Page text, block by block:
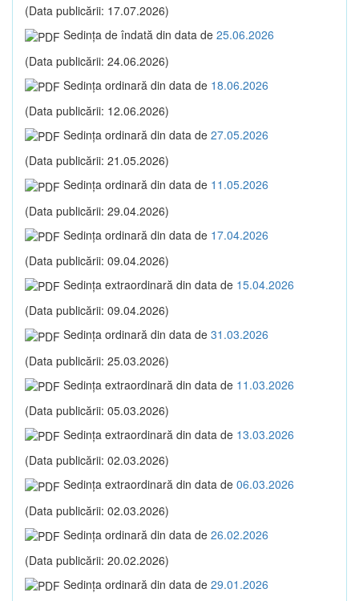
(Data publicării: 17.07.2026)
Sedinţa de îndată din data de 25.06.2026
(Data publicării: 24.06.2026)
Sedinţa ordinară din data de 18.06.2026
(Data publicării: 12.06.2026)
Sedinţa ordinară din data de 27.05.2026
(Data publicării: 21.05.2026)
Sedinţa ordinară din data de 11.05.2026
(Data publicării: 29.04.2026)
Sedinţa ordinară din data de 17.04.2026
(Data publicării: 09.04.2026)
Sedinţa extraordinară din data de 15.04.2026
(Data publicării: 09.04.2026)
Sedinţa ordinară din data de 31.03.2026
(Data publicării: 25.03.2026)
Sedinţa extraordinară din data de 11.03.2026
(Data publicării: 05.03.2026)
Sedinţa extraordinară din data de 13.03.2026
(Data publicării: 02.03.2026)
Sedinţa extraordinară din data de 06.03.2026
(Data publicării: 02.03.2026)
Sedinţa ordinară din data de 26.02.2026
(Data publicării: 20.02.2026)
Sedinţa ordinară din data de 29.01.2026